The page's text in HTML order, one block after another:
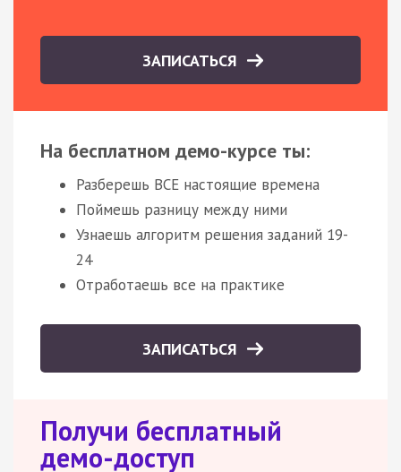
ЗАПИСАТЬСЯ
На бесплатном демо-курсе ты:
Разберешь ВСЕ настоящие времена
Поймешь разницу между ними
Узнаешь алгоритм решения заданий 19-
24
Отработаешь все на практике
ЗАПИСАТЬСЯ
Получи бесплатный
демо-доступ